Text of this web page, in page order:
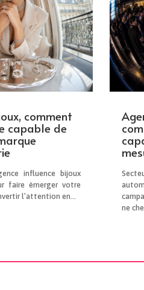
comment
capable de
influence bijoux
faire émerger votre
l’attention en...
ne